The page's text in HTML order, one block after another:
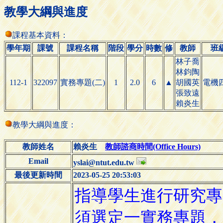
教學大綱與進度
課程基本資料：
學年期
課號 課程名稱 階段 學分 時數 修 教師 班
112-1 322097 實務專題(二) 1 2.0 6 ▲
林子喬
林鈞陶
胡國英
張致遠
賴炎生
電機
教學大綱與進度：
教師姓名 賴炎生教師諮商時間(Office Hours)
Email
yslai@ntut.edu.tw
最後更新時間
2023-05-25 20:53:03